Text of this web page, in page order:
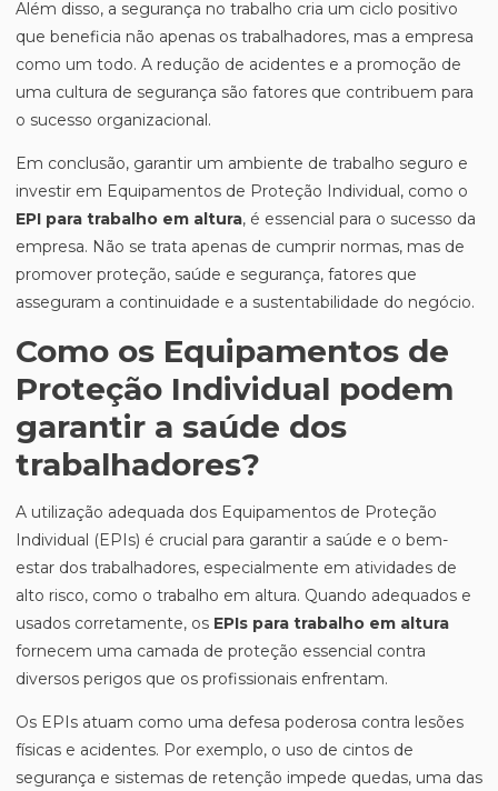
Além disso, a segurança no trabalho cria um ciclo positivo
que beneficia não apenas os trabalhadores, mas a empresa
como um todo. A redução de acidentes e a promoção de
uma cultura de segurança são fatores que contribuem para
o sucesso organizacional.
Em conclusão, garantir um ambiente de trabalho seguro e
investir em Equipamentos de Proteção Individual, como o
EPI para trabalho em altura, é essencial para o sucesso da
empresa. Não se trata apenas de cumprir normas, mas de
promover proteção, saúde e segurança, fatores que
asseguram a continuidade e a sustentabilidade do negócio.
Como os Equipamentos de
Proteção Individual podem
garantir a saúde dos
trabalhadores?
A utilização adequada dos Equipamentos de Proteção
Individual (EPIs) é crucial para garantir a saúde e o bem-
estar dos trabalhadores, especialmente em atividades de
alto risco, como o trabalho em altura. Quando adequados e
usados corretamente, os EPIs para trabalho em altura
fornecem uma camada de proteção essencial contra
diversos perigos que os profissionais enfrentam.
Os EPIs atuam como uma defesa poderosa contra lesões
físicas e acidentes. Por exemplo, o uso de cintos de
segurança e sistemas de retenção impede quedas, uma das